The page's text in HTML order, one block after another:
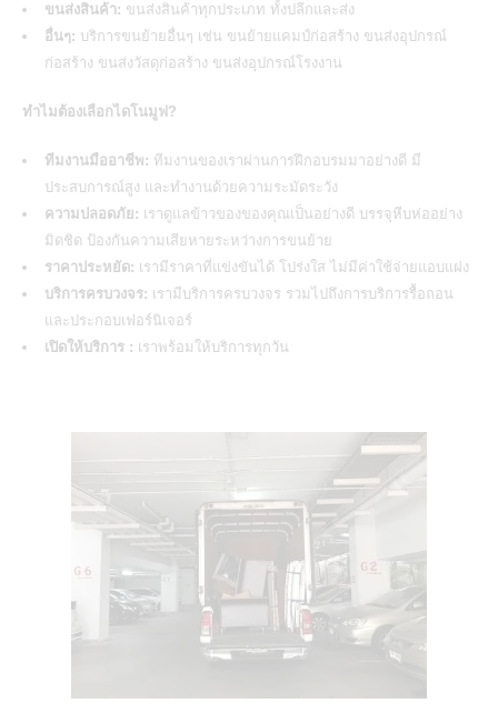
ขนส่งสินค้า: ขนส่งสินค้าทุกประเภท ทั้งปลีกและส่ง
อื่นๆ: บริการขนย้ายอื่นๆ เช่น ขนย้ายแคมป์ก่อสร้าง ขนส่งอุปกรณ์
ก่อสร้าง ขนส่งวัสดุก่อสร้าง ขนส่งอุปกรณ์โรงงาน
ทำไมต้องเลือกไดโนมูฟ?
ทีมงานมืออาชีพ: ทีมงานของเราผ่านการฝึกอบรมมาอย่างดี มี
ประสบการณ์สูง และทำงานด้วยความระมัดระวัง
ความปลอดภัย: เราดูแลข้าวของของคุณเป็นอย่างดี บรรจุหีบห่ออย่าง
มิดชิด ป้องกันความเสียหายระหว่างการขนย้าย
ราคาประหยัด: เรามีราคาที่แข่งขันได้ โปร่งใส ไม่มีค่าใช้จ่ายแอบแฝง
บริการครบวงจร: เรามีบริการครบวงจร รวมไปถึงการบริการรื้อถอน
และประกอบเฟอร์นิเจอร์
เปิดให้บริการ : เราพร้อมให้บริการทุกวัน